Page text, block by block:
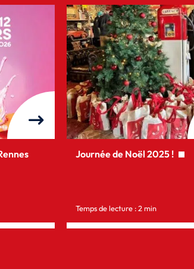
Journée de Noël 2025 !
Temps de lecture : 2 min